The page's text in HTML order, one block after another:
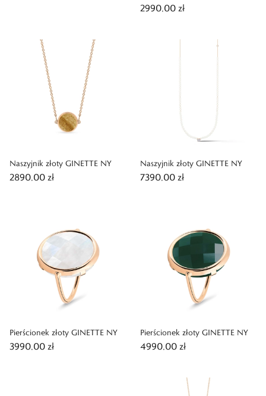
2990,00 zł
Naszyjnik złoty GINETTE NY
2890,00 zł
Naszyjnik złoty GINETTE NY
7390,00 zł
Pierścionek złoty GINETTE NY
3990,00 zł
Pierścionek złoty GINETTE NY
4990,00 zł